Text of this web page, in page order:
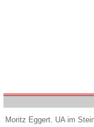
Moritz Eggert. UA im